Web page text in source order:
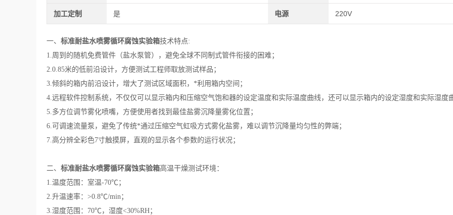
加工定制 是 电源 220V
一、 标准耐盐水喷雾循环腐蚀实验箱技术特点:
1.周到的随机免费管件（盐水泵管），避免全球不同制式管件衔接的困难；
2.0.85米的低前沿设计，方便测试工程师取放测试样品；
3.倾斜的箱内前沿设计，增大了测试区域面积，*利用箱内空间；
4.远程软件控制系统，不仅仅可以显示箱内和压缩空气饱和器的设定温度和实际温度曲线，还可以显示箱内的设定湿度和实际湿度
5.多方位调节雾化喷嘴，方便使用者找到最佳盐雾沉降量雾化位置；
6.可调速流量泵，避免了传统*通过压缩空气虹吸方式雾化盐雾，难以调节沉降量均匀性的弊端；
7.高分辨全彩色7寸触摸屏，直观的显示各个参数的运行状况；
二、 标准耐盐水喷雾循环腐蚀实验箱高温干燥测试环境：
1.温度范围：室温-70℃；
2.升温速率：>0.8℃/min；
3.湿度范围：70℃，湿度<30%RH；